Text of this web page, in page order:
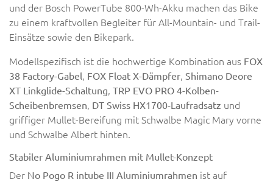
und der Bosch PowerTube 800-Wh-Akku machen das Bike
zu einem kraftvollen Begleiter für All-Mountain- und Trail-
Einsätze sowie den Bikepark.
Modellspezifisch ist die hochwertige Kombination aus FOX
38 Factory-Gabel, FOX Float X-Dämpfer, Shimano Deore
XT Linkglide-Schaltung, TRP EVO PRO 4-Kolben-
Scheibenbremsen, DT Swiss HX1700-Laufradsatz und
griffiger Mullet-Bereifung mit Schwalbe Magic Mary vorne
und Schwalbe Albert hinten.
Stabiler Aluminiumrahmen mit Mullet-Konzept
Der No Pogo R intube III Aluminiumrahmen ist auf